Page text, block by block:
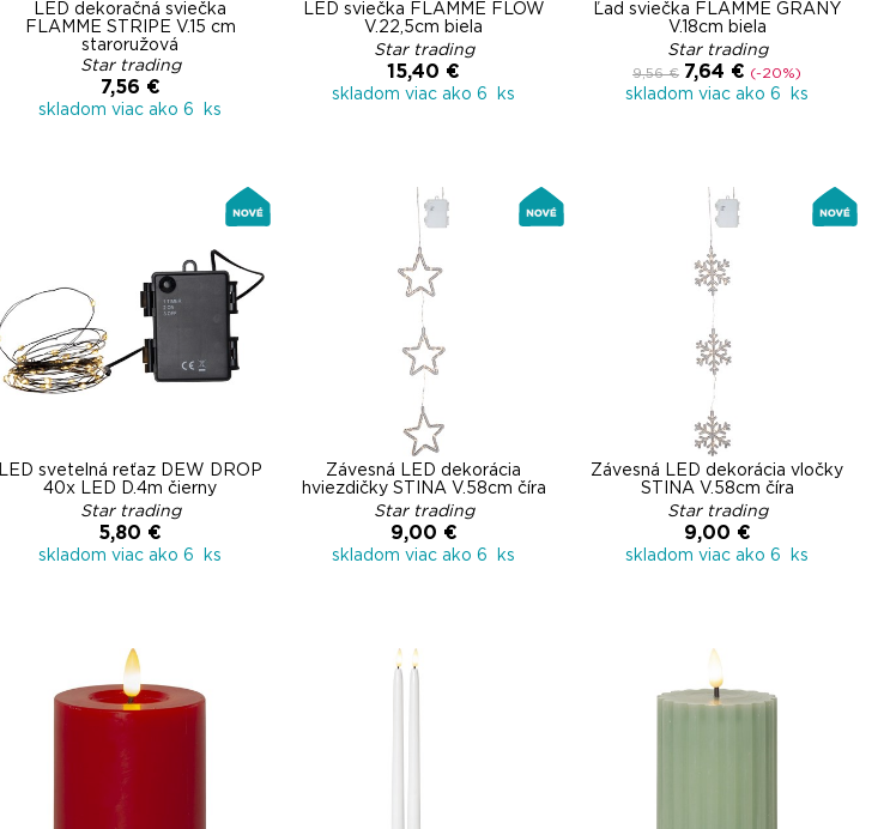
LED dekoračná sviečka
FLAMME STRIPE V.15 cm
staroružová
Star trading
7,56 €
skladom viac ako 6 ks
LED sviečka FLAMME FLOW
V.22,5cm biela
Star trading
15,40 €
skladom viac ako 6 ks
Ľad sviečka FLAMME GRANY
V.18cm biela
Star trading
9,56 € 7,64 € (-20%)
skladom viac ako 6 ks
LED svetelná reťaz DEW DROP
40x LED D.4m čierny
Star trading
5,80 €
skladom viac ako 6 ks
Závesná LED dekorácia
hviezdičky STINA V.58cm číra
Star trading
9,00 €
skladom viac ako 6 ks
Závesná LED dekorácia vločky
STINA V.58cm číra
Star trading
9,00 €
skladom viac ako 6 ks